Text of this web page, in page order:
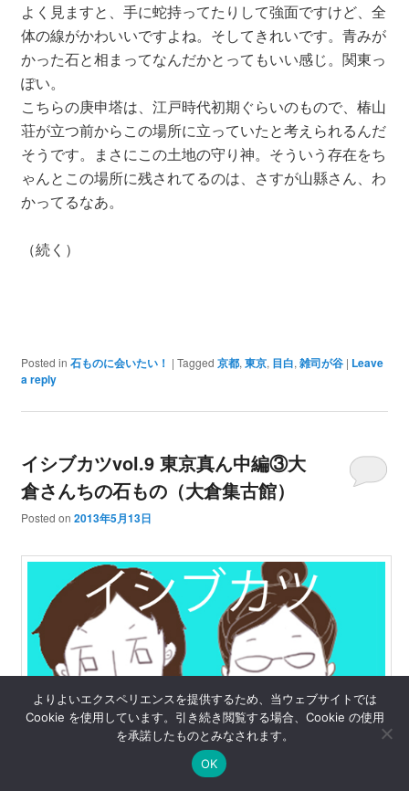
よく見ますと、手に蛇持ってたりして強面ですけど、全
体の線がかわいいですよね。そしてきれいです。青みが
かった石と相まってなんだかとってもいい感じ。関東っ
ぽい。
こちらの庚申塔は、江戸時代初期ぐらいのもので、椿山
荘が立つ前からこの場所に立っていたと考えられるんだ
そうです。まさにこの土地の守り神。そういう存在をち
ゃんとこの場所に残されてるのは、さすが山縣さん、わ
かってるなあ。
（続く）
Posted in 石ものに会いたい！ | Tagged 京都, 東京, 目白, 雑司が谷 | Leave
a reply
イシブカツvol.9 東京真ん中編③大
倉さんちの石もの（大倉集古館）
Posted on 2013年5月13日
あの ホテルオークラの一角に…
よりよいエクスペリエンスを提供するため、当ウェブサイトでは
Cookie を使用しています。引き続き閲覧する場合、Cookie の使用
を承諾したものとみなされます。
OK